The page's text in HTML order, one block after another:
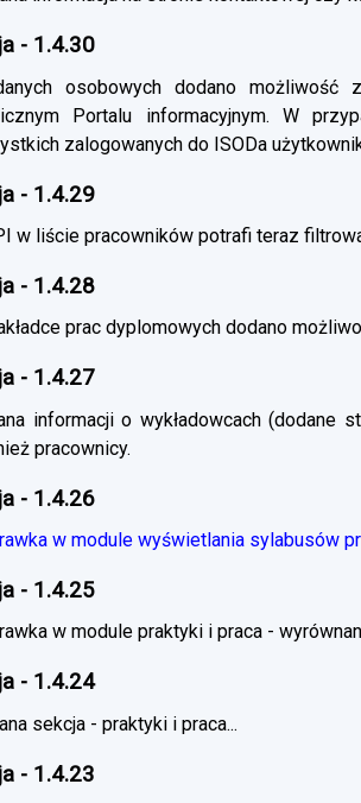
- 1.4.30
osobowych dodano możliwość
Portalu informacyjnym. W
zalogowanych do ISODa
- 1.4.29
w liście pracowników potrafi teraz
- 1.4.28
prac dyplomowych dodano
- 1.4.27
informacji o wykładowcach (dodane
pracownicy.
- 1.4.26
w module wyświetlania sylabusów
- 1.4.25
w module praktyki i praca -
- 1.4.24
sekcja - praktyki i praca...
- 1.4.23